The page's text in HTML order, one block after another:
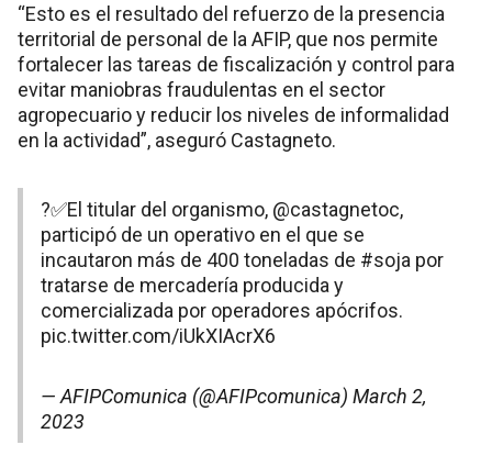
“Esto es el resultado del refuerzo de la presencia
territorial de personal de la AFIP, que nos permite
fortalecer las tareas de fiscalización y control para
evitar maniobras fraudulentas en el sector
agropecuario y reducir los niveles de informalidad
en la actividad”, aseguró Castagneto.
?✅El titular del organismo, @castagnetoc,
participó de un operativo en el que se
incautaron más de 400 toneladas de #soja por
tratarse de mercadería producida y
comercializada por operadores apócrifos.
pic.twitter.com/iUkXIAcrX6
— AFIPComunica (@AFIPcomunica) March 2,
2023